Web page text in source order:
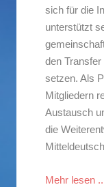
STARKER
LOGISTIK
STÄRKUNG
sich für die
unterstützt
den
setzen. Als
Mitgliedern
Austausch
die
Mehr lesen